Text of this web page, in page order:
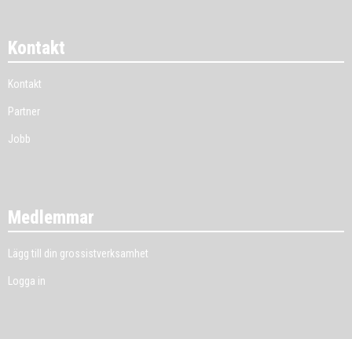
Kontakt
Kontakt
Partner
Jobb
Medlemmar
Lägg till din grossistverksamhet
Logga in